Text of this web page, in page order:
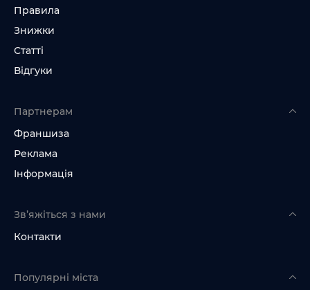
Правила
Знижки
Статті
Відгуки
Партнерам
Франшиза
Реклама
Інформація
Зв’яжіться з нами
Контакти
Популярні міста